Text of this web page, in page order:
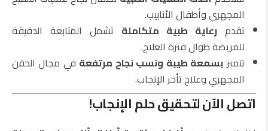
المجهري وأطفال الأنابيب.
تقدمرعاية طبية متكاملة تشمل المتابعة الدقيقة
للمريضة طوال فترة العلاج.
تتميزبسمعة طيبة ونسب نجاح مرتفعة في مجال الحقن
المجهري وعلاج تأخر الإنجاب.
اتصل الآن لتحقيق حلم الإنجاب!